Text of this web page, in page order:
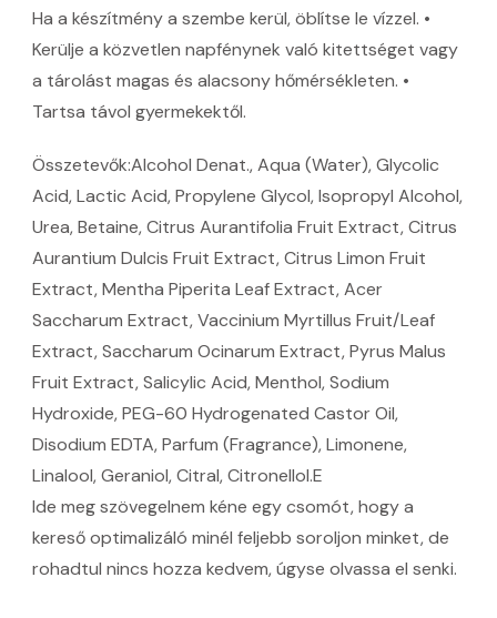
Ha a készítmény a szembe kerül, öblítse le vízzel. •
Kerülje a közvetlen napfénynek való kitettséget vagy
a tárolást magas és alacsony hőmérsékleten. •
Tartsa távol gyermekektől.
Összetevők:Alcohol Denat., Aqua (Water), Glycolic
Acid, Lactic Acid, Propylene Glycol, Isopropyl Alcohol,
Urea, Betaine, Citrus Aurantifolia Fruit Extract, Citrus
Aurantium Dulcis Fruit Extract, Citrus Limon Fruit
Extract, Mentha Piperita Leaf Extract, Acer
Saccharum Extract, Vaccinium Myrtillus Fruit/Leaf
Extract, Saccharum Ocinarum Extract, Pyrus Malus
Fruit Extract, Salicylic Acid, Menthol, Sodium
Hydroxide, PEG-60 Hydrogenated Castor Oil,
Disodium EDTA, Parfum (Fragrance), Limonene,
Linalool, Geraniol, Citral, Citronellol.E
Ide meg szövegelnem kéne egy csomót, hogy a
kereső optimalizáló minél feljebb soroljon minket, de
rohadtul nincs hozza kedvem, úgyse olvassa el senki.